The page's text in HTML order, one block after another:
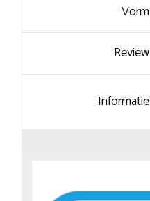
Vorm
Review
Informatie